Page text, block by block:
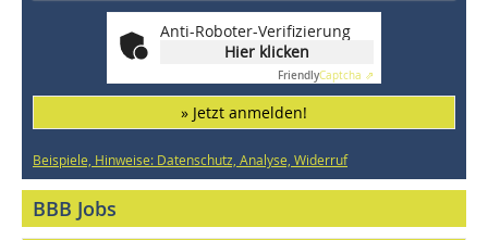
Anti-Roboter-Verifizierung
Hier klicken
FriendlyCaptcha ⇗
» Jetzt anmelden!
Beispiele, Hinweise: Datenschutz, Analyse, Widerruf
BBB Jobs